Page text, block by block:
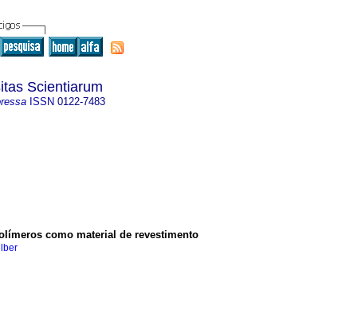
Scientiarum
ISSN 0122-7483
como material de revestimento